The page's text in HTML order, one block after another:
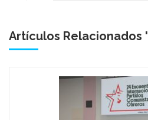
Artículos Relacionados '